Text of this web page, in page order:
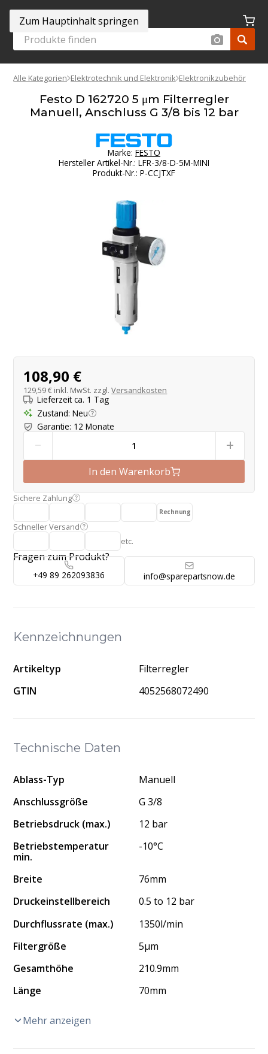
Zum Hauptinhalt springen
Alle Kategorien Elektrotechnik und Elektronik Elektronikzubehör
Festo D 162720 5 μm Filterregler
Manuell, Anschluss G 3/8 bis 12 bar
Marke: FESTO
Hersteller Artikel-Nr.: LFR-3/8-D-5M-MINI
Produkt-Nr.: P-CCJTXF
Technische Daten
Ablass-Typ
Manuell
Anschlussgröße
G 3/8
Betriebsdruck (max.)
12 bar
Betriebstemperatur
min.
-10°C
Breite
76mm
Druckeinstellbereich
0.5 to 12 bar
Durchflussrate (max.)
1350l/min
Filtergröße
5μm
Gesamthöhe
210.9mm
Länge
70mm
Mehr anzeigen
Produktangebot
108,90 €
129,59 € inkl. MwSt. zzgl.Versandkosten
Lieferzeit ca. 1 Tag
Zustand: Neu
Garantie: 12 Monate
- +
In den Warenkorb
Sichere Zahlung
Rechnung
Schneller Versand
etc.
Fragen zum Produkt?
+49 89 262093836 info@sparepartsnow.de
Kennzeichnungen
Artikeltyp
Filterregler
GTIN
4052568072490